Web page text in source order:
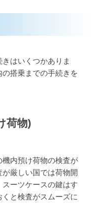
はいくつかありま
搭乗までの手続きを
荷物)
機内預け荷物の検査が
厳しい国では荷物開
ーツケースの鍵はす
と検査がスムーズに